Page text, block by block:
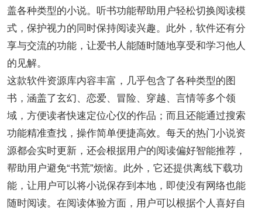
盖各种类型的小说。听书功能帮助用户轻松切换阅读模
式，保护视力的同时保持阅读兴趣。此外，软件还有分
享与交流的功能，让爱书人能随时随地享受和学习他人
的见解。
这款软件资源库内容丰富，几乎包含了各种类型的图
书，涵盖了玄幻、恋爱、冒险、穿越、言情等多个领
域，方便读者快速定位心仪的作品；而且还能通过搜索
功能精准查找，操作简单便捷高效。每天的热门小说资
源都会实时更新，还会根据用户的阅读偏好智能推荐，
帮助用户避免“书荒”烦恼。此外，它还提供离线下载功
能，让用户可以将小说保存到本地，即使没有网络也能
随时阅读。在阅读体验方面，用户可以根据个人喜好自